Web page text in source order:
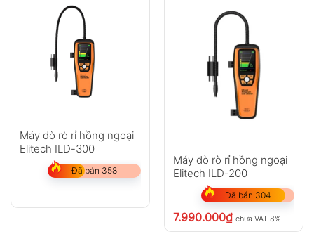
Máy dò rò rỉ hồng ngoại
Elitech ILD-300
Đã bán 358
Máy dò rò rỉ hồng ngoại
Elitech ILD-200
Đã bán 304
7.990.000₫ chưa VAT 8%